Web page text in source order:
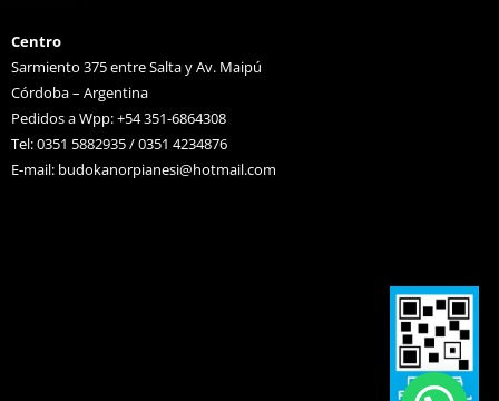
Centro
Sarmiento 375 entre Salta y Av. Maipú
Córdoba – Argentina
Pedidos a Wpp: +54 351-6864308
Tel: 0351 5882935 / 0351 4234876
E-mail: budokanorpianesi@hotmail.com